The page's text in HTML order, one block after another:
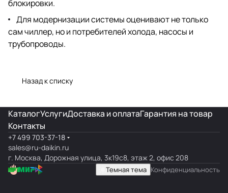
блокировки.
Для модернизации системы оценивают не только
сам чиллер, но и потребителей холода, насосы и
трубопроводы.
Назад к списку
КаталогУслугиДоставка и оплатаГарантия на товар
Контакты
+7 499 703-37-18
sales@ru-daikin.ru
г. Москва, Дорожная улица, 3к19с8, этаж 2, офис 208
Темная тема Конфиденциальность